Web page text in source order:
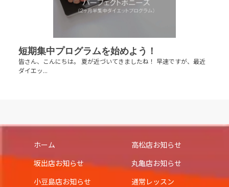
短期集中プログラムを始めよう！
皆さん、こんにちは。 夏が近づいてきましたね！ 早速ですが、最近
ダイエッ...
ホーム
高松店お知らせ
坂出店お知らせ
丸亀店お知らせ
小豆島店お知らせ
通常レッスン